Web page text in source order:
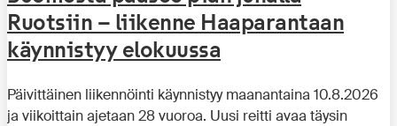
Ruotsiin – liikenne Haaparantaan
käynnistyy elokuussa
Päivittäinen liikennöinti käynnistyy maanantaina 10.8.2026
ja viikoittain ajetaan 28 vuoroa. Uusi reitti avaa täysin